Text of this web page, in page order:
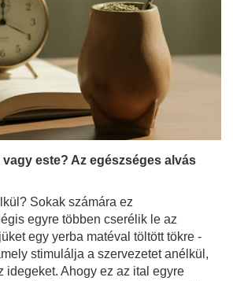
este? Az egészséges alvás
Sokak számára ez
egyre többen cserélik le az
egy yerba matéval töltött tökre -
stimulálja a szervezetet anélkül,
idegeket. Ahogy ez az ital egyre